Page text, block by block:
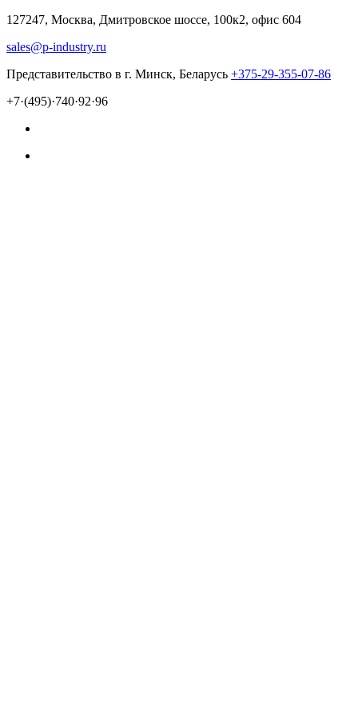
127247, Москва, Дмитровское шоссе, 100к2, офис 604
sales@p-industry.ru
Представительство в г. Минск, Беларусь +375-29-355-07-86
+7·(495)·740·92·96